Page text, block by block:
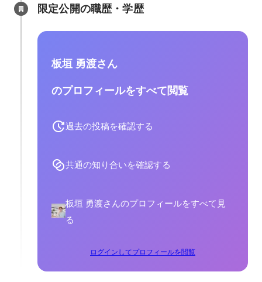
限定公開の職歴・学歴
板垣 勇渡さん
のプロフィールをすべて閲覧
過去の投稿を確認する
共通の知り合いを確認する
板垣 勇渡さんのプロフィールをすべて見
る
ログインしてプロフィールを閲覧